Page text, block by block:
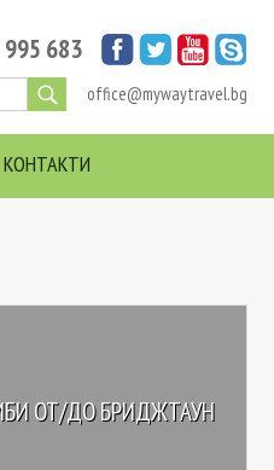
683
office@mywaytravel.bg
КОНТАКТИ
ОТ/ДО БРИДЖТАУН